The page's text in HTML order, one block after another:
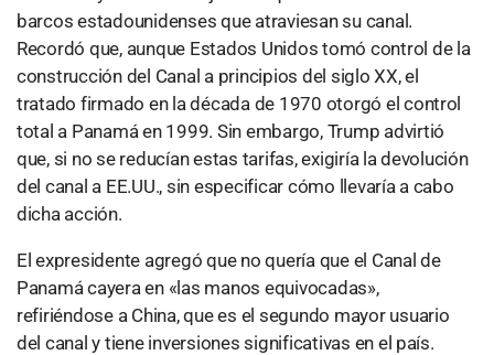
barcos estadounidenses que atraviesan su canal.
Recordó que, aunque Estados Unidos tomó control de la
construcción del Canal a principios del siglo XX, el
tratado firmado en la década de 1970 otorgó el control
total a Panamá en 1999. Sin embargo, Trump advirtió
que, si no se reducían estas tarifas, exigiría la devolución
del canal a EE.UU., sin especificar cómo llevaría a cabo
dicha acción.
El expresidente agregó que no quería que el Canal de
Panamá cayera en «las manos equivocadas»,
refiriéndose a China, que es el segundo mayor usuario
del canal y tiene inversiones significativas en el país.